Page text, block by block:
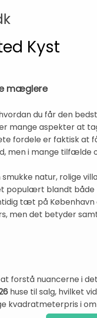
Kyst
mæglere
du får den
mange aspekter at
fordele er faktisk at
men i mange tilfælde
natur, rolige
populært blandt både
tæt på København
men det betyder
forstå nuancerne i
huse til salg, hvilket
kvadratmeterpris i